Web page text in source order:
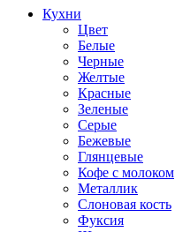
Кухни
Цвет
Белые
Черные
Желтые
Красные
Зеленые
Серые
Бежевые
Глянцевые
Кофе с молоком
Металлик
Слоновая кость
Фуксия